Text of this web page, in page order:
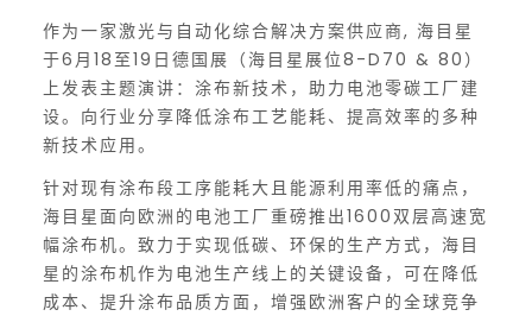
作为一家激光与自动化综合解决方案供应商, 海目星
于6月18至19日德国展（海目星展位8-D70 & 80）
上发表主题演讲：涂布新技术，助力电池零碳工厂建
设。向行业分享降低涂布工艺能耗、提高效率的多种
新技术应用。
针对现有涂布段工序能耗大且能源利用率低的痛点，
海目星面向欧洲的电池工厂重磅推出1600双层高速宽
幅涂布机。致力于实现低碳、环保的生产方式，海目
星的涂布机作为电池生产线上的关键设备，可在降低
成本、提升涂布品质方面，增强欧洲客户的全球竞争